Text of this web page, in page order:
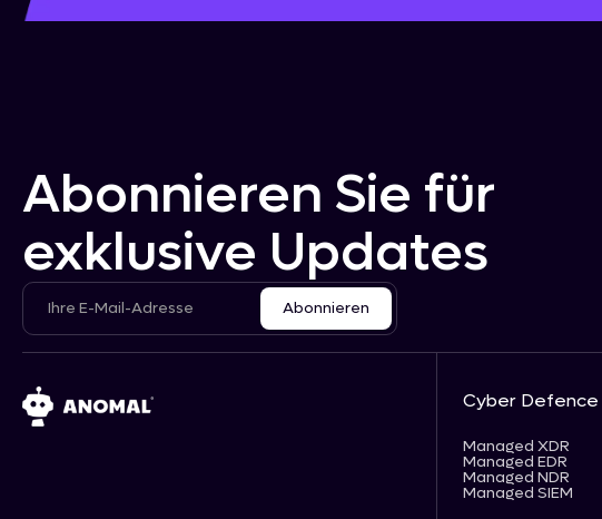
Abonnieren Sie für
exklusive Updates
Cyber Defence
Managed XDR
Managed EDR
Managed NDR
Managed SIEM